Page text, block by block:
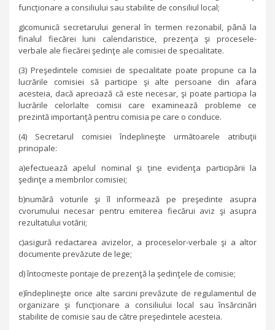
funcţionare a consiliului sau stabilite de consiliul local;
g)comunică secretarului general în termen rezonabil, până la
finalul fiecărei luni calendaristice, prezenţa şi procesele-
verbale ale fiecărei şedinţe ale comisiei de specialitate.
(3) Preşedintele comisiei de specialitate poate propune ca la
lucrările comisiei să participe şi alte persoane din afara
acesteia, dacă apreciază că este necesar, şi poate participa la
lucrările celorlalte comisii care examinează probleme ce
prezintă importanţă pentru comisia pe care o conduce.
(4) Secretarul comisiei îndeplineşte următoarele atribuţii
principale:
a)efectuează apelul nominal şi ţine evidenţa participării la
şedinţe a membrilor comisiei;
b)numără voturile şi îl informează pe preşedinte asupra
cvorumului necesar pentru emiterea fiecărui aviz şi asupra
rezultatului votării;
c)asigură redactarea avizelor, a proceselor-verbale şi a altor
documente prevăzute de lege;
d) întocmeste pontaje de prezenţă la şedinţele de comisie;
e)îndeplineşte orice alte sarcini prevăzute de regulamentul de
organizare şi funcţionare a consiliului local sau însărcinări
stabilite de comisie sau de către preşedintele acesteia.